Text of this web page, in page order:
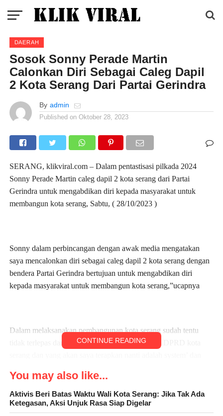
DAERAH
Sosok Sonny Perade Martin
Calonkan Diri Sebagai Caleg Dapil
2 Kota Serang Dari Partai Gerindra
By admin
Published on Oktober 28, 2023
SERANG, klikviral.com – Dalam pentastisasi pilkada 2024
Sonny Perade Martin caleg dapil 2 kota serang dari Partai
Gerindra untuk mengabdikan diri kepada masyarakat untuk
membangun kota serang, Sabtu, ( 28/10/2023 )
Sonny dalam perbincangan dengan awak media mengatakan
saya mencalonkan diri sebagai caleg dapil 2 kota serang dengan
bendera Partai Gerindra bertujuan untuk mengabdikan diri
kepada masyarakat untuk membangun kota serang,”ucapnya
Dalam melaksanakan pembangunan kota serang sudah tentu
tidak terlepas dari sinergitas masyarakat bersama DPRD kota
baik sehingga hasil pembangunan yang dilaksanakan dapat
maksimal sesuai dengan harapan masyarakat,”tegasnya
CONTINUE READING
You may also like...
Aktivis Beri Batas Waktu Wali Kota Serang: Jika Tak Ada
Ketegasan, Aksi Unjuk Rasa Siap Digelar